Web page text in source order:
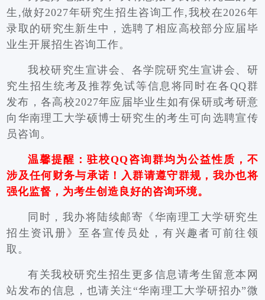
生,做好2027年研究生招生咨询工作,我校在2026年
录取的研究生新生中，选聘了相应高校部分应届毕
业生开展招生咨询工作。
我校研究生宣讲会、各学院研究生宣讲会、研
究生招生统考及推荐免试等信息将同时在各QQ群
发布，各高校2027年应届毕业生如有保研或考研意
向华南理工大学硕博士研究生的考生可向选聘宣传
员咨询。
温馨提醒：驻校QQ咨询群均为公益性质，不
涉及任何财务与承诺！入群请遵守群规，我办也将
强化监督，为考生创造良好的咨询环境。
同时，我办将陆续邮寄《华南理工大学研究生
招生资讯册》至各宣传员处，有兴趣者可前往领
取。
有关我校研究生招生更多信息请考生留意本网
站发布的信息，也请关注“华南理工大学研招办”微